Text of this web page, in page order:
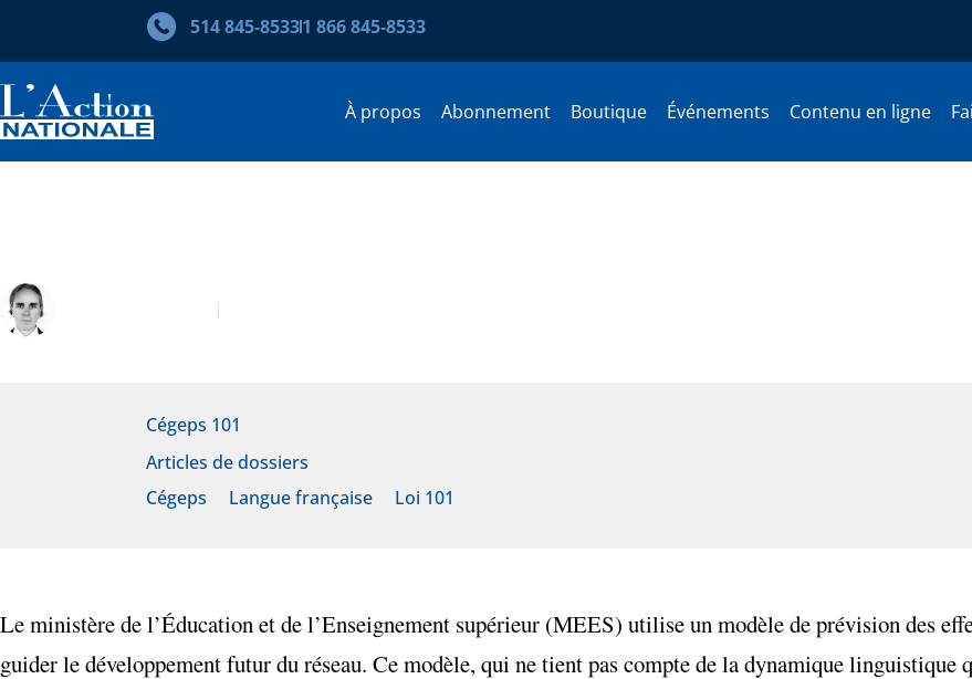
514 845‑85331 866 845‑8533
À propos Abonnement Boutique Événements Contenu en ligne
Cégeps 101
Articles de dossiers
Cégeps
Langue française Loi 101
Le ministère de l’Éducation et de l’Enseignement supérieur (MEES) utilise un modèle de prévision des
guider le développement futur du réseau. Ce modèle, qui ne tient pas compte de la dynamique linguistique